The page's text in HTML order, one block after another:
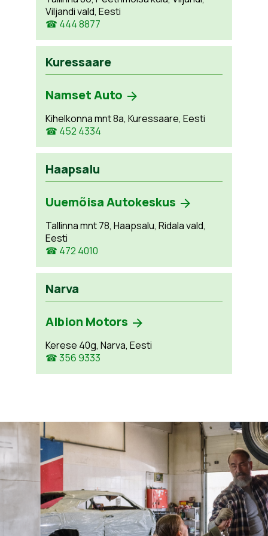
Viljandi vald, Eesti
☎ 444 8877
Kuressaare
Namset Auto
Kihelkonna mnt 8a, Kuressaare, Eesti
☎ 452 4334
Haapsalu
Uuemõisa Autokeskus
Tallinna mnt 78, Haapsalu, Ridala vald,
Eesti
☎ 472 4010
Narva
Albion Motors
Kerese 40g, Narva, Eesti
☎ 356 9333